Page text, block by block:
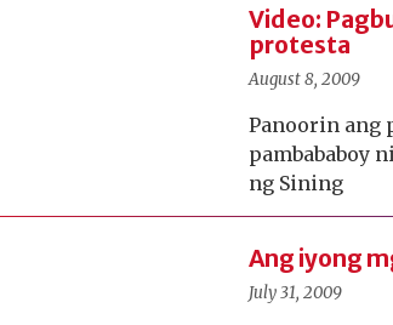
Video:
protesta
August 8, 2009
Panoorin ang
pambababoy
ng Sining
Ang iyong
July 31, 2009